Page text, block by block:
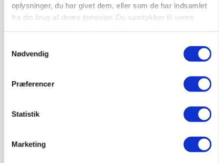
oplysninger, du har givet dem, eller som de har indsamlet
fra din brug af deres tjenester. Du samtykker til vores
Nødvendig
Præferencer
Statistik
Marketing